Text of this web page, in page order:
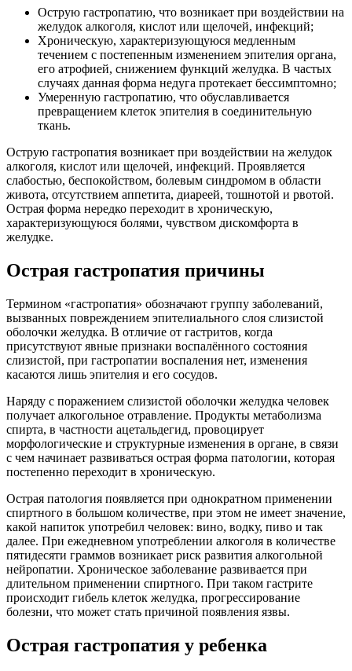
Острую гастропатию, что возникает при воздействии на
желудок алкоголя, кислот или щелочей, инфекций;
Хроническую, характеризующуюся медленным
течением с постепенным изменением эпителия органа,
его атрофией, снижением функций желудка. В частых
случаях данная форма недуга протекает бессимптомно;
Умеренную гастропатию, что обуславливается
превращением клеток эпителия в соединительную
ткань.
Острую гастропатия возникает при воздействии на желудок
алкоголя, кислот или щелочей, инфекций. Проявляется
слабостью, беспокойством, болевым синдромом в области
живота, отсутствием аппетита, диареей, тошнотой и рвотой.
Острая форма нередко переходит в хроническую,
характеризующуюся болями, чувством дискомфорта в
желудке.
Острая гастропатия причины
Термином «гастропатия» обозначают группу заболеваний,
вызванных повреждением эпителиального слоя слизистой
оболочки желудка. В отличие от гастритов, когда
присутствуют явные признаки воспалённого состояния
слизистой, при гастропатии воспаления нет, изменения
касаются лишь эпителия и его сосудов.
Наряду с поражением слизистой оболочки желудка человек
получает алкогольное отравление. Продукты метаболизма
спирта, в частности ацетальдегид, провоцирует
морфологические и структурные изменения в органе, в связи
с чем начинает развиваться острая форма патологии, которая
постепенно переходит в хроническую.
Острая патология появляется при однократном применении
спиртного в большом количестве, при этом не имеет значение,
какой напиток употребил человек: вино, водку, пиво и так
далее. При ежедневном употреблении алкоголя в количестве
пятидесяти граммов возникает риск развития алкогольной
нейропатии. Хроническое заболевание развивается при
длительном применении спиртного. При таком гастрите
происходит гибель клеток желудка, прогрессирование
болезни, что может стать причиной появления язвы.
Острая гастропатия у ребенка